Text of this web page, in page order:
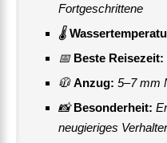
Fortgeschrittene
🌡
📅 Beste Reisezeit:
🧥Anzug: 5–7 mm
📸Besonderheit:
neugieriges